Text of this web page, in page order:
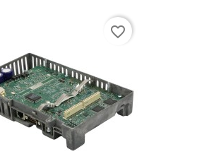
favorite_border